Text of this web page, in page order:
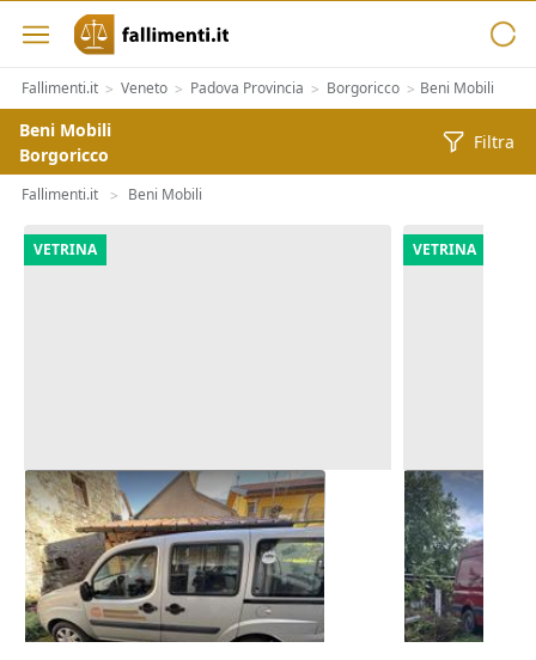
Fallimenti.it > Veneto > Padova Provincia > Borgoricco > Beni Mobili
Beni Mobili
Borgoricco
Filtra
Fallimenti.it > Beni Mobili
VETRINA
Autocarro Fiat Doblò
Taipana (Udine)
400 €
28/08/2026
VETRINA
Furgone
Melegnano
1.750 €
21/09/2026